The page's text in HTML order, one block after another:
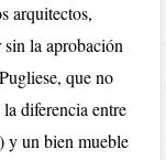
arquitectos,
sin la aprobación
que no
diferencia entre
y un bien mueble